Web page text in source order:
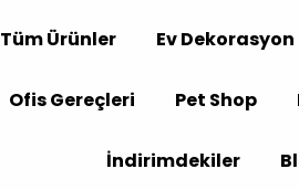
Tüm Ürünler Ev Dekorasyon
Ofis Gereçleri Pet Shop
İndirimdekiler